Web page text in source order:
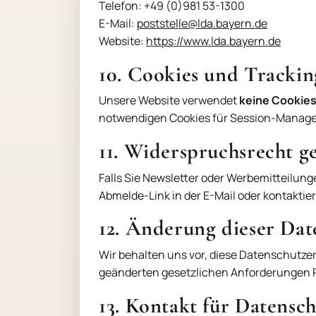
Telefon: +49 (0)981 53-1300
E-Mail: poststelle@lda.bayern.de
Website: https://www.lda.bayern.de
10. Cookies und
Unsere Website verwendetkeine
notwendigen Cookies für Session-
11. Widerspruchsrecht
Falls Sie Newsletter oder
Abmelde-Link in der E-Mail oder
12. Änderung dieser
Wir behalten uns vor, diese
geänderten gesetzlichen Anforderungen
13. Kontakt für